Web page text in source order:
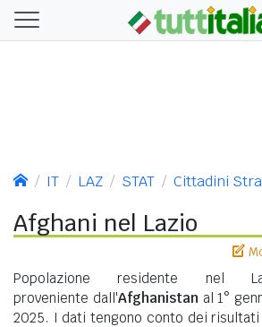
IT LAZ STAT Cittadini
Afghani nel Lazio
Popolazione residente nel
proveniente dall'Afghanistan al 1°
2025. I dati tengono conto dei risultati